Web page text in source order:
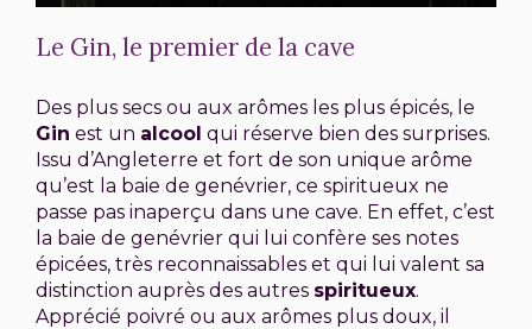
Le Gin, le premier de la cave
Des plus secs ou aux arômes les plus épicés, le
Gin est un alcool qui réserve bien des surprises.
Issu d’Angleterre et fort de son unique arôme
qu’est la baie de genévrier, ce spiritueux ne
passe pas inaperçu dans une cave. En effet, c’est
la baie de genévrier qui lui confère ses notes
épicées, très reconnaissables et qui lui valent sa
distinction auprès des autres spiritueux.
Apprécié poivré ou aux arômes plus doux, il